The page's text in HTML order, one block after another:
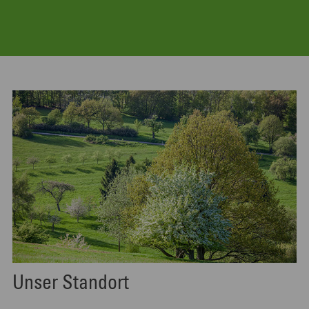
Unser Standort